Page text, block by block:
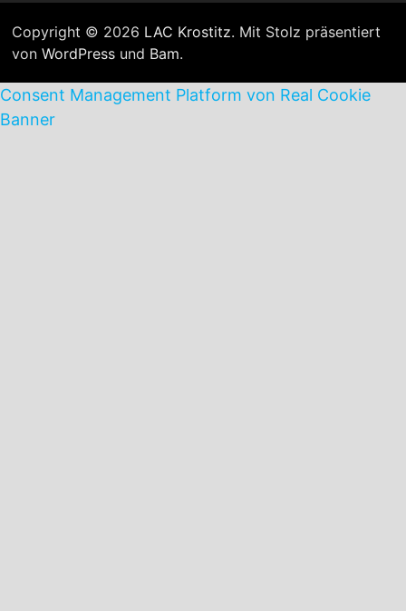
Copyright © 2026 LAC Krostitz. Mit Stolz präsentiert
von WordPressund Bam.
Consent Management Platform von Real Cookie
Banner